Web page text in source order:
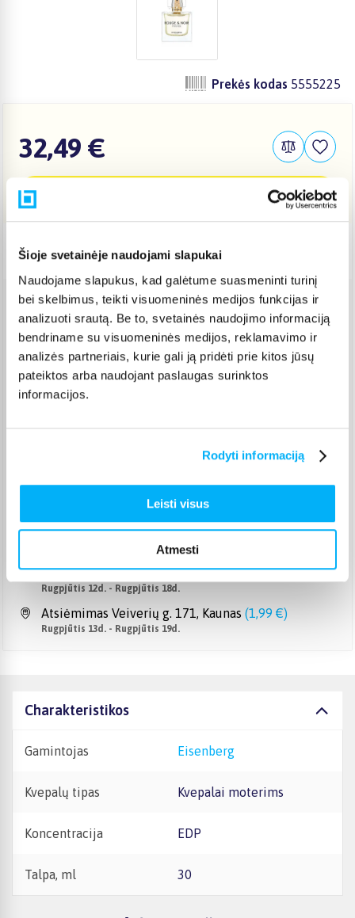
Šioje svetainėje naudojami slapukai
Naudojame slapukus, kad galėtume suasmeninti turinį
bei skelbimus, teikti visuomeninės medijos funkcijas ir
analizuoti srautą. Be to, svetainės naudojimo informaciją
bendriname su visuomeninės medijos, reklamavimo ir
analizės partneriais, kurie gali ją pridėti prie kitos jūsų
pateiktos arba naudojant paslaugas surinktos
informacijos.
Rodyti informaciją
Leisti visus
Atmesti
Prekės kodas 5555225
32,49 €
Venipak paštomatas (2,39 €)
Pristato ir šeštadienį
Rugpjūtis 12d. - Rugpjūtis 18d.
Venipak kurjeris 2,99 € )
Rugpjūtis 13d. - Rugpjūtis 19d.
2,39 €)
Rugpjūtis 13d. - Rugpjūtis 19d.
3,99 €)
Rugpjūtis 12d. - Rugpjūtis 18d.
Atsiėmimas Veiverių g. 171, Kaunas (1,99 €)
Rugpjūtis 13d. - Rugpjūtis 19d.
Charakteristikos
Gamintojas Eisenberg
Kvepalų tipas Kvepalai moterims
Koncentracija EDP
Talpa, ml 30